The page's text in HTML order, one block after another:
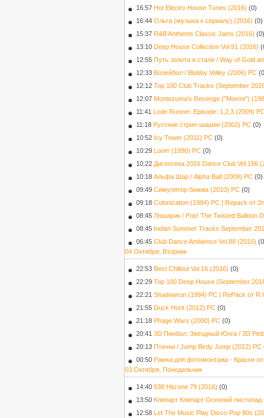
16:57 Hot Electro House Tunes (2016) (0)
16:44 Ольга (музыка к сериалу) (2016) (0)
15:37 R&B Anthems Classic Jams (2016) (0)
13:10 Deep House Collection Vol.91 (2016)
12:55 Путь золота и стали / Way of Gold
12:33 Волейбол / Blobby Volley (2006) PC
12:12 Top 100 Club Tracks (September
12:07 Montezuma's Revenge ("Монти")
11:41 Lode Runner. Episode: 1,2,3 (2009)
11:18 Русские стрип-шашки (2002) PC (0)
10:52 Icy Tower (2011) PC (0)
10:29 Loom (1990) PC (0)
10:22 Дискотека 2016 Dance Club Vol.156
10:18 Альфа Шар / Alpha Ball (2009) PC (0)
09:49 Симулятор бомжа (2010) PC (0)
09:18 Colonization (1994) PC | Repack от
08:45 Лошарик / Pop! The Twisted Balloon
08:45 Indian Summer Tracks September
06:45 Club Dance Ambience Vol.88 (2016)
04 Октября, Вторник
22:53 Best Chillout Vol.16 (2016) (0)
22:29 Top 100 Deep House (September
22:21 Shadowrun (1994) PC | RePack от
21:55 Duck Hunt (2012) PC (0)
21:18 Phage Wars (2000) РС (0)
20:41 3D Пинбол: Звёздный Юнга / 3D
20:13 Птички / Jump Birdy Jump (2012) PC
00:50 Рамка для фотомонтажа - Краски
03 Октября, Понедельник
14:40 538 Hitzone 79 (2016) (0)
13:50 Клипарт Клипарт Осенний листопад
12:58 Let The Music Play Disco-Pop 80s